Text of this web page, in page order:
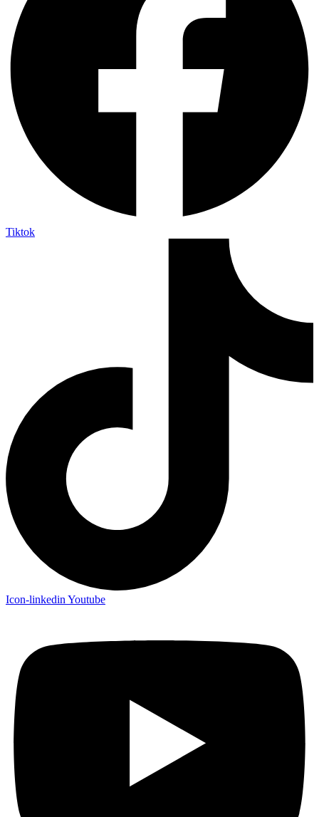
Tiktok
Icon-linkedin Youtube